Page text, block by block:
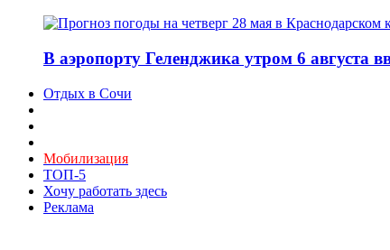
В аэропорту Геленджика утром 6 августа
Отдых в Сочи
Мобилизация
ТОП-5
Хочу работать здесь
Реклама